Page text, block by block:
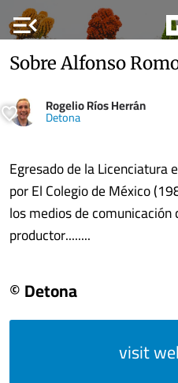
menu_open
Sobre Alfonso
Rogelio Ríos Herrán
Detona
Egresado de la Licenciatura
por El Colegio de México
los medios de
productor........
© Detona
visit